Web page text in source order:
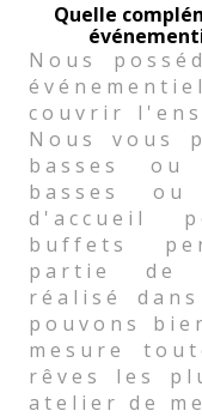
Quelle
Nous
couvrir
Nous vous
basses
basses
d'accueil
buffets
partie de
réalisé
pouvons
mesure
rêves les
atelier de